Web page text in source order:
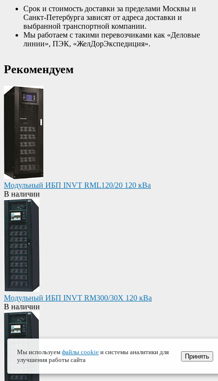
Срок и стоимость доставки за пределами Москвы и
Санкт-Петербурга зависят от адреса доставки и
выбранной транспортной компании.
Мы работаем с такими перевозчиками как «Деловые
линии», ПЭК, «ЖелДорЭкспедиция».
Рекомендуем
Модульный ИБП INVT RML120/20 120 кВа
В наличии
Модульный ИБП INVT RM300/30X 120 кВа
В наличии
Мы используем файлы cookie и системы аналитики для
улучшения работы сайта
Принять